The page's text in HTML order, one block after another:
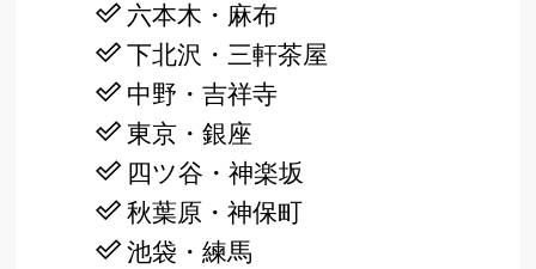
六本木・麻布
下北沢・三軒茶屋
中野・吉祥寺
東京・銀座
四ツ谷・神楽坂
秋葉原・神保町
池袋・練馬